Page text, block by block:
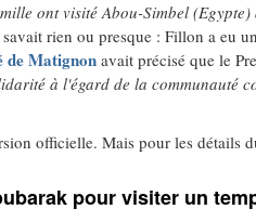
ont visité Abou-Simbel
savait rien ou presque : Fillon a eu
de Matignon avait précisé que le
à l'égard de la communauté
officielle. Mais pour les détails
pour visiter un